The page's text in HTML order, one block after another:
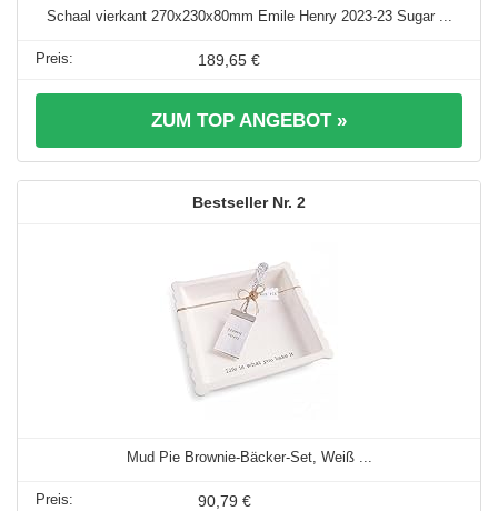
Schaal vierkant 270x230x80mm Emile Henry 2023-23 Sugar ...
189,65 €
ZUM TOP ANGEBOT »
2
Mud Pie Brownie-Bäcker-Set, Weiß ...
90,79 €